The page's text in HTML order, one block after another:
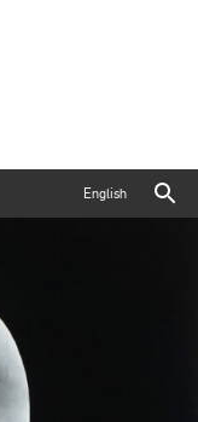
English